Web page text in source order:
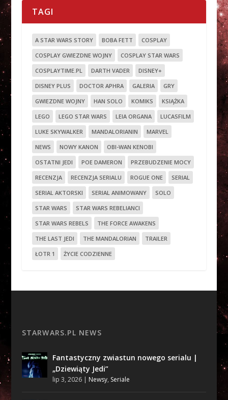
TAGI
A STAR WARS STORY BOBA FETT
COSPLAY
COSPLAY GWIEZDNE WOJNY
COSPLAY STAR WARS
COSPLAYTIME.PL
DARTH VADER
DISNEY+
DISNEY PLUS
DOCTOR APHRA GALERIA
GRY
GWIEZDNE WOJNY
HAN SOLO KOMIKS
KSIĄŻKA
LEGO
LEGO STAR WARS LEIA ORGANA
LUCASFILM
LUKE SKYWALKER
MANDALORIANIN
MARVEL
NEWS
NOWY KANON
OBI-WAN KENOBI
OSTATNI JEDI
POE DAMERON
PRZEBUDZENIE MOCY
RECENZJA
RECENZJA SERIALU ROGUE ONE
SERIAL
SERIAL AKTORSKI
SERIAL ANIMOWANY
SOLO
STAR WARS
STAR WARS REBELIANCI
STAR WARS REBELS
THE FORCE AWAKENS
THE LAST JEDI
THE MANDALORIAN
TRAILER
ŁOTR 1
ŻYCIE CODZIENNE
STARWARS.PL NEWS
Fantastyczny zwiastun nowego serialu |
„Dziewiąty Jedi”
lip 3, 2026| Newsy, Seriale